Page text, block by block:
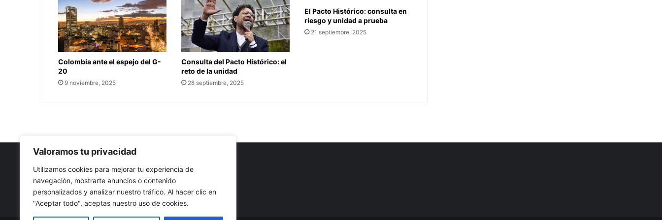
Valoramos tu privacidad
Utilizamos cookies para mejorar tu experiencia de
navegación, mostrarte anuncios o contenido
personalizados y analizar nuestro tráfico. Al hacer clic en
"Aceptar todo", aceptas nuestro uso de cookies.
Colombia ante el espejo del G-
20
9 noviembre, 2025
Consulta del Pacto Histórico: el
reto de la unidad
28 septiembre, 2025
El Pacto Histórico: consulta en
riesgo y unidad a prueba
21 septiembre, 2025
Nuestro propósito: Compartir opinión, actualidad y noticias
con la mejor calidad y sin censura.